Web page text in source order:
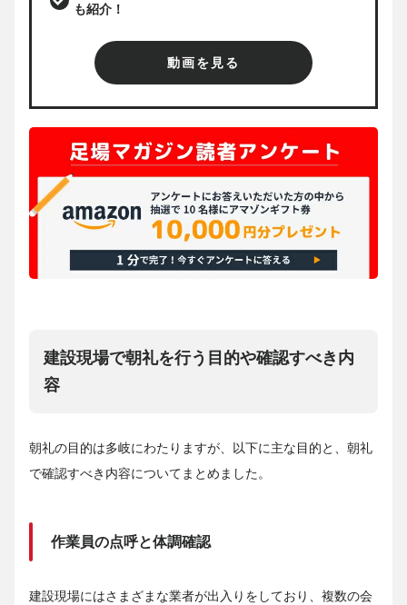
も紹介！
動画を見る
建設現場で朝礼を行う目的や確認すべき内
容
朝礼の目的は多岐にわたりますが、以下に主な目的と、朝礼
で確認すべき内容についてまとめました。
作業員の点呼と体調確認
建設現場にはさまざまな業者が出入りをしており、複数の会